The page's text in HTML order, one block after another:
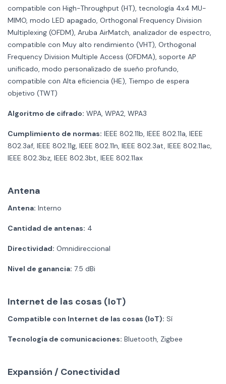
compatible con High-Throughput (HT), tecnología 4x4 MU-
MIMO, modo LED apagado, Orthogonal Frequency Division
Multiplexing (OFDM), Aruba AirMatch, analizador de espectro,
compatible con Muy alto rendimiento (VHT), Orthogonal
Frequency Division Multiple Access (OFDMA), soporte AP
unificado, modo personalizado de sueño profundo,
compatible con Alta eficiencia (HE), Tiempo de espera
objetivo (TWT)
Algoritmo de cifrado: WPA, WPA2, WPA3
Cumplimiento de normas: IEEE 802.11b, IEEE 802.11a, IEEE
802.3af, IEEE 802.11g, IEEE 802.11n, IEEE 802.3at, IEEE 802.11ac,
IEEE 802.3bz, IEEE 802.3bt, IEEE 802.11ax
Antena
Antena: Interno
Cantidad de antenas: 4
Directividad: Omnidireccional
Nivel de ganancia: 7.5 dBi
Internet de las cosas (IoT)
Compatible con Internet de las cosas (IoT): Sí
Tecnología de comunicaciones: Bluetooth, Zigbee
Expansión / Conectividad